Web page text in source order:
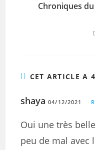
Chroniques
CET ARTICLE A
shaya 04/12/2021
Oui une très
peu de mal avec